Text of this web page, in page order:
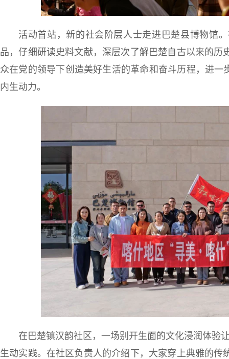
活动首站，新的社会阶层人士走进巴楚县博物馆
品，仔细研读史料文献，深层次了解巴楚自古以来的
众在党的领导下创造美好生活的革命和奋斗历程，进一
内生动力。
在巴楚镇汉韵社区，一场别开生面的文化浸润体验
生动实践。在社区负责人的介绍下，大家穿上典雅的